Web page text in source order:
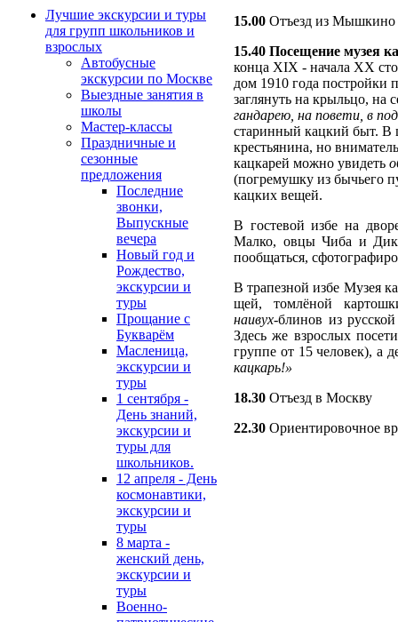
Лучшие экскурсии и туры
для групп школьников и
взрослых
Автобусные
экскурсии по Москве
Выездные занятия в
школы
Мастер-классы
Праздничные и
сезонные
предложения
Последние
звонки,
Выпускные
вечера
Новый год и
Рождество,
экскурсии и
туры
Прощание с
Букварём
Масленица,
экскурсии и
туры
1 сентября -
День знаний,
экскурсии и
туры для
школьников.
12 апреля - День
космонавтики,
экскурсии и
туры
8 марта -
женский день,
экскурсии и
туры
Военно-
15.00 Отъезд из
15.40 Посещение музея
конца XIX - начала XX
дом 1910 года постройки
заглянуть на крыльцо, на
гандарею, на повети, в
старинный кацкий быт. В
крестьянина, но
кацкарей можно увидеть о
(погремушку из бычьего
кацких вещей.
В гостевой избе на
Малко, овцы Чиба и
пообщаться,
В трапезной избе Музея
щей, томлёной
наивух-блинов из
Здесь же взрослых
группе от 15 человек), а
кацкарь!»
18.30 Отъезд в Москву
22.30 Ориентировочное